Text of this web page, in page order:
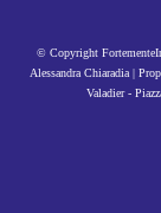
© Copyright
Alessandra Chiaradia |
Valadier -